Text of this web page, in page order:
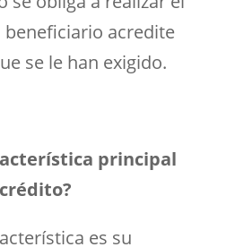
beneficiario acredite
se le han exigido.
principal
es su